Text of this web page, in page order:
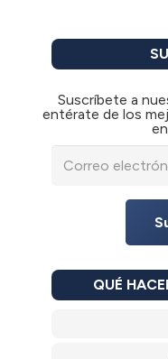
Suscríbete a
entérate de los
QUÉ